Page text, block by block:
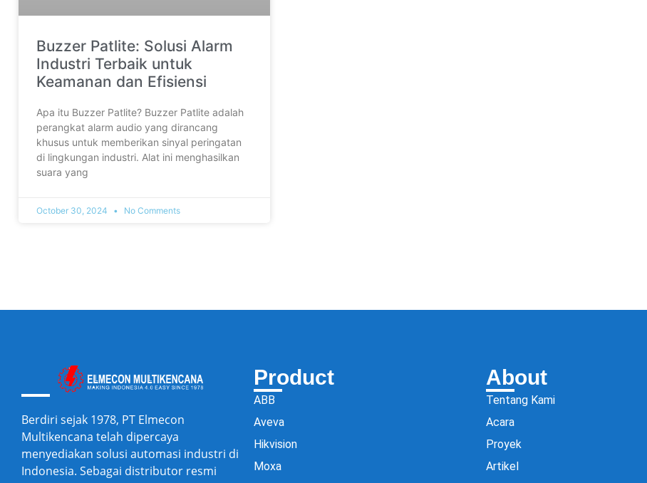
Buzzer Patlite: Solusi Alarm
Industri Terbaik untuk
Keamanan dan Efisiensi
Apa itu Buzzer Patlite? Buzzer Patlite adalah
perangkat alarm audio yang dirancang
khusus untuk memberikan sinyal peringatan
di lingkungan industri. Alat ini menghasilkan
suara yang
October 30, 2024 No Comments
Berdiri sejak 1978, PT Elmecon
Multikencana telah dipercaya
menyediakan solusi automasi industri di
Indonesia. Sebagai distributor resmi
Product
ABB
Aveva
Hikvision
Moxa
About
Tentang Kami
Acara
Proyek
Artikel